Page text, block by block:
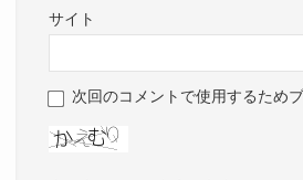
サイト
次回のコメントで使用するため